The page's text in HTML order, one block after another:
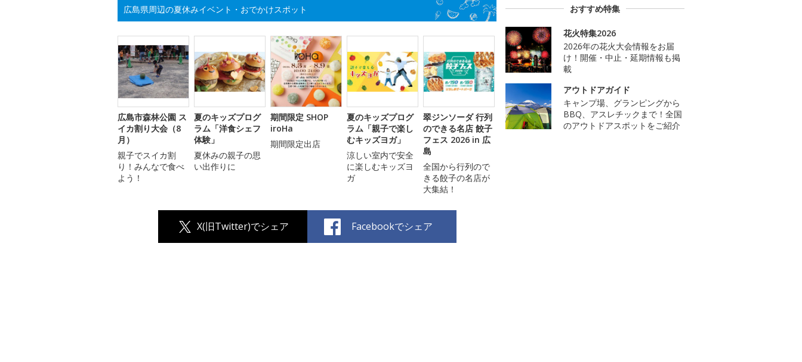
広島県周辺の夏休みイベント・おでかけスポット
広島市森林公園 ス
イカ割り大会（8
月）
親子でスイカ割
り！みんなで食べ
よう！
夏のキッズプログ
ラム「洋食シェフ
体験」
夏休みの親子の思
い出作りに
期間限定 SHOP
iroHa
期間限定出店
夏のキッズプログ
ラム「親子で楽し
むキッズヨガ」
涼しい室内で安全
に楽しむキッズヨ
ガ
翠ジンソーダ 行列
のできる名店 餃子
フェス 2026 in 広
島
全国から行列ので
きる餃子の名店が
大集結！
X(旧Twitter)でシェア Facebookでシェア
おすすめ特集
花火特集2026
2026年の花火大会情報をお届
け！開催・中止・延期情報も掲
載
アウトドアガイド
キャンプ場、グランピングから
BBQ、アスレチックまで！全国
のアウトドアスポットをご紹介